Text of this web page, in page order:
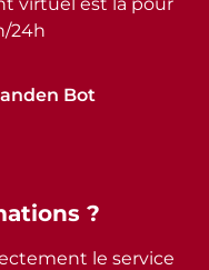
24h
Bot
?
le service